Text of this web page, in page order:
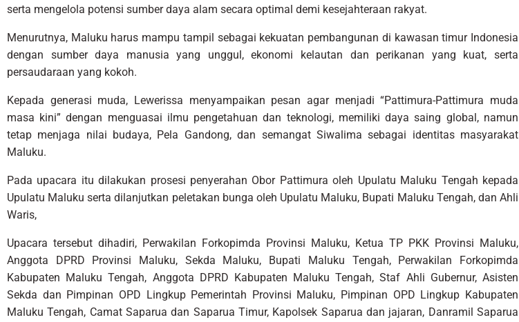
serta mengelola potensi sumber daya alam secara optimal demi kesejahteraan rakyat.
Menurutnya, Maluku harus mampu tampil sebagai kekuatan pembangunan di kawasan timur Indonesia
dengan sumber daya manusia yang unggul, ekonomi kelautan dan perikanan yang kuat, serta
persaudaraan yang kokoh.
Kepada generasi muda, Lewerissa menyampaikan pesan agar menjadi “Pattimura-Pattimura muda
masa kini” dengan menguasai ilmu pengetahuan dan teknologi, memiliki daya saing global, namun
tetap menjaga nilai budaya, Pela Gandong, dan semangat Siwalima sebagai identitas masyarakat
Maluku.
Pada upacara itu dilakukan prosesi penyerahan Obor Pattimura oleh Upulatu Maluku Tengah kepada
Upulatu Maluku serta dilanjutkan peletakan bunga oleh Upulatu Maluku, Bupati Maluku Tengah, dan Ahli
Waris,
Upacara tersebut dihadiri, Perwakilan Forkopimda Provinsi Maluku, Ketua TP PKK Provinsi Maluku,
Anggota DPRD Provinsi Maluku, Sekda Maluku, Bupati Maluku Tengah, Perwakilan Forkopimda
Kabupaten Maluku Tengah, Anggota DPRD Kabupaten Maluku Tengah, Staf Ahli Gubernur, Asisten
Sekda dan Pimpinan OPD Lingkup Pemerintah Provinsi Maluku, Pimpinan OPD Lingkup Kabupaten
Maluku Tengah, Camat Saparua dan Saparua Timur, Kapolsek Saparua dan jajaran, Danramil Saparua